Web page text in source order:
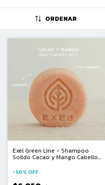
ORDENAR
Exel Green Line - Shampoo
Solido Cacao y Mango Cabello
-50% OFF